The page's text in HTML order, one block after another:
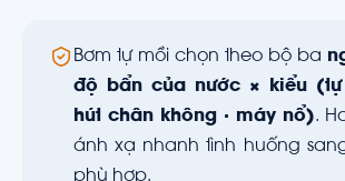
Bơm tự mồi chọn theo bộ ba
độ bẩn của nước × kiểu (tự
hút chân không · máy nổ).
ánh xạ nhanh tình huống
phù hợp.